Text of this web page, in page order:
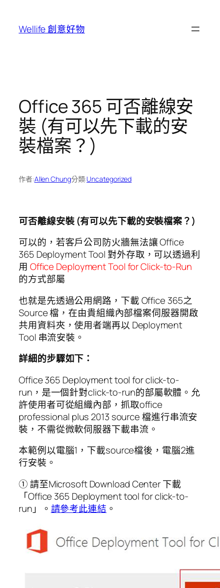
Wellife 創意好物
Office 365 可否離線安
裝 (有可以先下載的安
裝檔案？)
作者:Allen Chung分類:Uncategorized
可否離線安裝(有可以先下載的安裝檔案？)
可以的，若客戶公司防火牆無法讓 Office
365 Deployment Tool 對外存取，可以透過利
用 Office Deployment Tool for Click-to-Run
的方式部屬
也就是先透過公用網路，下載 Office 365之
Source 檔，在由貴組織內部檔案伺服器開啟
共用資料夾，使用者端再以 Deployment
Tool 串流安裝。
詳細的步驟如下：
Office 365 Deployment tool for click-to-
run，是一個針對click-to-run的部屬軟體。允
許使用者可從組織內部，抓取office
professional plus 2013 source 檔進行串流安
裝，不需從微軟伺服器下載串流。
本範例以電腦1，下載source檔後，電腦2進
行安裝。
① 請至Microsoft Download Center 下載
「Office 365 Deployment tool for click-to-
run」。 請參考此連結 。